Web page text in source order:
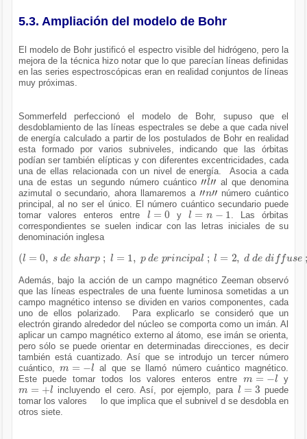
5.3. Ampliación del modelo de Bohr
El modelo de Bohr justificó el espectro visible del hidrógeno, pero la
mejora de la técnica hizo notar que lo que parecían líneas definidas
en las series espectroscópicas eran en realidad conjuntos de líneas
muy próximas.
Sommerfeld perfeccionó el modelo de Bohr, supuso que el
desdoblamiento de las líneas espectrales se debe a que cada nivel
de energía calculado a partir de los postulados de Bohr en realidad
esta formado por varios subniveles, indicando que las órbitas
podían ser también elípticas y con diferentes excentricidades, cada
una de ellas relacionada con un nivel de energía. Asocia a cada
una de estas un segundo número cuántico
"l"
al que denomina
azimutal o secundario, ahora llamaremos a
"n"
número cuántico
principal, al no ser el único. El número cuántico secundario puede
tomar valores enteros entre
l=0
y
l=n-1
. Las órbitas
correspondientes se suelen indicar con las letras iniciales de su
denominación inglesa
(l= s de s ha rp ; l= 1 d e pri ncipal ; l= 2 d e dif fus e ; l=3, f
Además, bajo la acción de un campo magnético Zeeman observó
que las líneas espectrales de una fuente luminosa sometidas a un
campo magnético intenso se dividen en varios componentes, cada
uno de ellos polarizado. Para explicarlo se consideró que un
electrón girando alrededor del núcleo se comporta como un imán. Al
aplicar un campo magnético externo al átomo, ese imán se orienta,
pero sólo se puede orientar en determinadas direcciones, es decir
también está cuantizado. Así que se introdujo un tercer número
cuántico,
m= -l
al que se llamó número cuántico magnético.
Este puede tomar todos los valores enteros entre
m=-l
y
m=+
incluyendo el cero. Así, por ejemplo, para
l=3
puede
tomar los valores lo que implica que el subnivel d se desdobla en
otros siete.